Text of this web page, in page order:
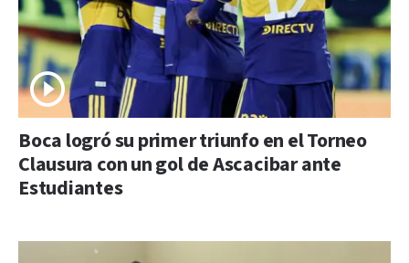
Boca logró su primer triunfo en el Torneo
Clausura con un gol de Ascacibar ante
Estudiantes